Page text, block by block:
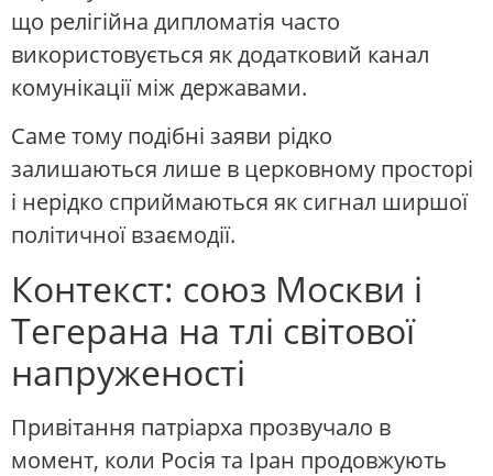
що релігійна дипломатія часто
використовується як додатковий канал
комунікації між державами.
Саме тому подібні заяви рідко
залишаються лише в церковному просторі
і нерідко сприймаються як сигнал ширшої
політичної взаємодії.
Контекст: союз Москви і
Тегерана на тлі світової
напруженості
Привітання патріарха прозвучало в
момент, коли Росія та Іран продовжують